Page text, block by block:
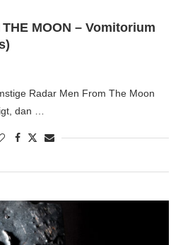
MOON – Vomitorium
Radar Men From The Moon
dan …